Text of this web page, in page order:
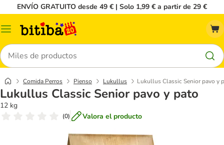
ENVÍO GRATUITO desde 49 € | Solo 1,99 € a partir de 29 €
Menú
Buscar
Comida Perros Pienso Lukullus Lukullus Classic Senior pavo y
Lukullus Classic Senior pavo y pato
12 kg
(0) Valora el producto